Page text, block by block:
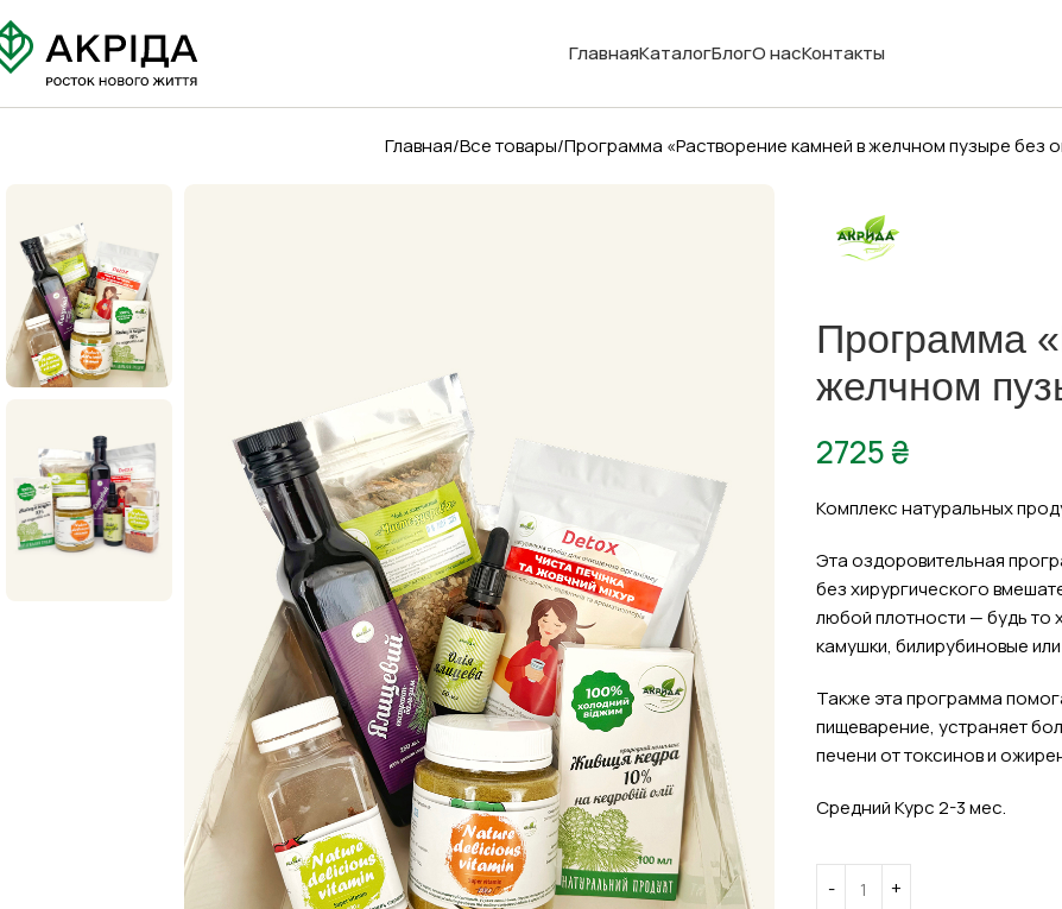
ГлавнаяКаталогБлогО насКонтакты
Главная Все товары Программа «Растворение камней в желчном пузыре без
Программа
желчном
2725₴
Комплекс натуральных
Эта оздоровительная
без хирургического
любой плотности — будь то
камушки, билирубиновые
Также эта программа
пищеварение, устраняет
печени от токсинов и
Средний Курс 2-3 мес.